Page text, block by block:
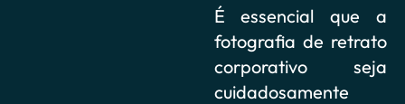
É essencial que a
fotografia de retrato
corporativo seja
cuidadosamente